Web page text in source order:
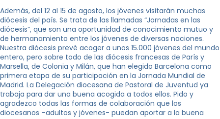
Además, del 12 al 15 de agosto, los jóvenes visitarán muchas
diócesis del país. Se trata de las llamadas “Jornadas en las
diócesis”, que son una oportunidad de conocimiento mutuo y
de hermanamiento entre los jóvenes de diversas naciones.
Nuestra diócesis prevé acoger a unos 15.000 jóvenes del mundo
entero, pero sobre todo de las diócesis francesas de París y
Marsella, de Colonia y Milán, que han elegido Barcelona como
primera etapa de su participación en la Jornada Mundial de
Madrid. La Delegación diocesana de Pastoral de Juventud ya
trabaja para dar una buena acogida a todos ellos. Pido y
agradezco todas las formas de colaboración que los
diocesanos –adultos y jóvenes- puedan aportar a la buena